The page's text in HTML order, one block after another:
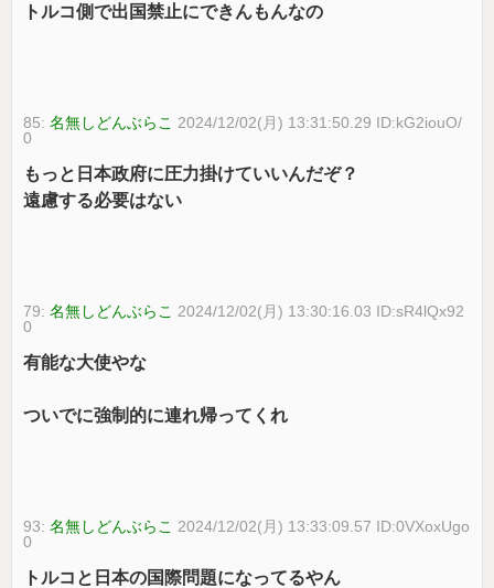
トルコ側で出国禁止にできんもんなの
85:名無しどんぶらこ 2024/12/02(月) 13:31:50.29 ID:kG2iouO/
0
もっと日本政府に圧力掛けていいんだぞ？
遠慮する必要はない
79:名無しどんぶらこ 2024/12/02(月) 13:30:16.03 ID:sR4lQx92
0
有能な大使やな
ついでに強制的に連れ帰ってくれ
93:名無しどんぶらこ 2024/12/02(月) 13:33:09.57 ID:0VXoxUgo
0
トルコと日本の国際問題になってるやん